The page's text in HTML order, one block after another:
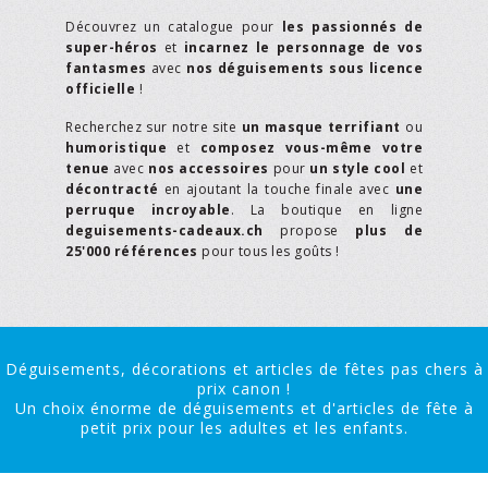
Découvrez un catalogue pour les passionnés de
super-héros et incarnez le personnage de vos
fantasmes avec nos déguisements sous licence
officielle !
Recherchez sur notre site un masque terrifiant ou
humoristique et composez vous-même votre
tenue avec nos accessoires pour un style cool et
décontracté en ajoutant la touche finale avec une
perruque incroyable. La boutique en ligne
deguisements-cadeaux.ch propose plus de
25'000 références pour tous les goûts !
Déguisements, décorations et articles de fêtes pas chers à
prix canon !
Un choix énorme de déguisements et d'articles de fête à
petit prix pour les adultes et les enfants.